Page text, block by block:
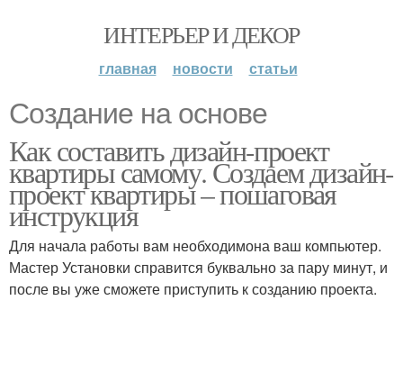
ИНТЕРЬЕР И ДЕКОР
главная новости статьи
Создание на основе
Как составить дизайн-проект
квартиры самому. Создаем дизайн-
проект квартиры – пошаговая
инструкция
Для начала работы вам необходимона ваш компьютер.
Мастер Установки справится буквально за пару минут, и
после вы уже сможете приступить к созданию проекта.